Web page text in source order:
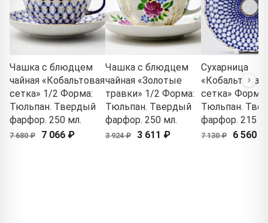
Чашка с блюдцем
чайная «Кобальтовая
сетка» 1/2 Форма:
Тюльпан. Твердый
фарфор. 250 мл.
7 680 ₽ 7 066 ₽
Чашка с блюдцем
чайная «Золотые
травки» 1/2 Форма:
Тюльпан. Твердый
фарфор. 250 мл.
3 924 ₽ 3 611 ₽
Сухарница
«Кобальтовая
сетка» Форма:
Тюльпан.
фарфор. 215
7 130 ₽ 6 560 ₽